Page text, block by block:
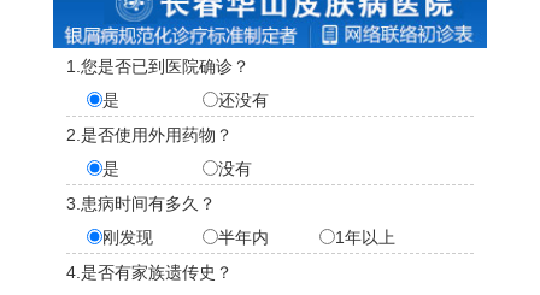
1.您是否已到医院确诊？
是
还没有
2.是否使用外用药物？
是
没有
3.患病时间有多久？
刚发现
半年内
1年以上
4.是否有家族遗传史？